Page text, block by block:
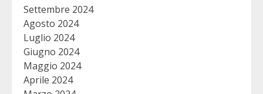
Settembre 2024
Agosto 2024
Luglio 2024
Giugno 2024
Maggio 2024
Aprile 2024